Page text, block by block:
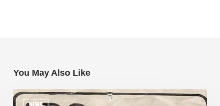
You May Also Like
NEWS